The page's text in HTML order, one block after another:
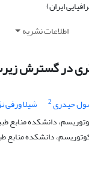
اطلاعات نشریه
در گسترش
حیدری2 شیلا ورفی
دانشکده منابع
دانشکده